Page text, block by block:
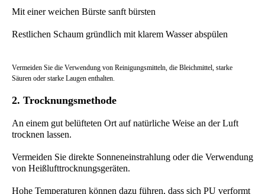
Mit einer weichen Bürste sanft bürsten
Restlichen Schaum gründlich mit klarem Wasser abspülen
Vermeiden Sie die Verwendung von Reinigungsmitteln, die Bleichmittel, starke
Säuren oder starke Laugen enthalten.
2. Trocknungsmethode
An einem gut belüfteten Ort auf natürliche Weise an der Luft
trocknen lassen.
Vermeiden Sie direkte Sonneneinstrahlung oder die Verwendung
von Heißlufttrocknungsgeräten.
Hohe Temperaturen können dazu führen, dass sich PU verformt